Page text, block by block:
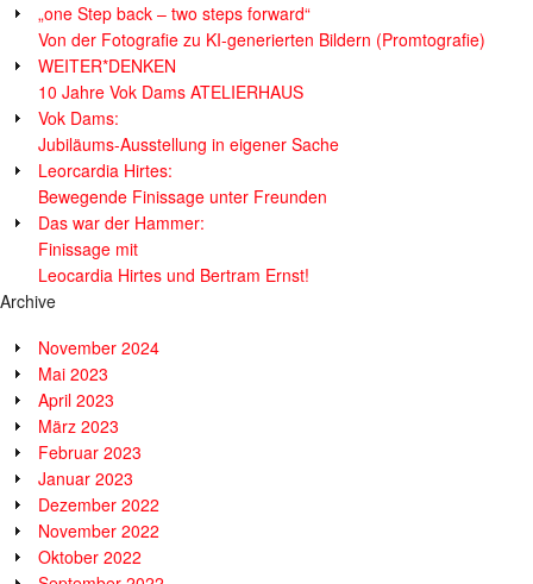
„one Step back – two steps forward“
Von der Fotografie zu KI-generierten Bildern (Promtografie)
WEITER*DENKEN
10 Jahre Vok Dams ATELIERHAUS
Vok Dams:
Jubiläums-Ausstellung in eigener Sache
Leorcardia Hirtes:
Bewegende Finissage unter Freunden
Das war der Hammer:
Finissage mit
Leocardia Hirtes und Bertram Ernst!
Archive
November 2024
Mai 2023
April 2023
März 2023
Februar 2023
Januar 2023
Dezember 2022
November 2022
Oktober 2022